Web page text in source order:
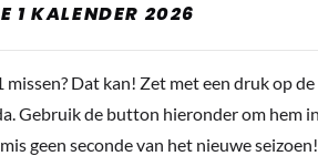
1 KALENDER 2026
Dat kan! Zet met een druk op
Gebruik de button hieronder om hem
geen seconde van het nieuwe seizoen!